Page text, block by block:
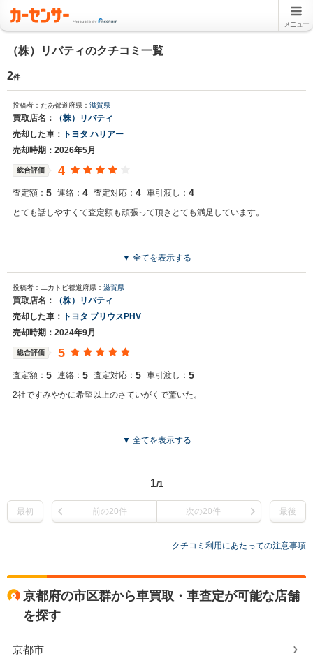
メニュー
（株）リバティのクチコミ一覧
2件
投稿者：たあ都道府県： 滋賀県
買取店名：
（株）リバティ
売却した車：
トヨタ ハリアー
売却時期：2026年5月
総合評価 4
査定額： 5 連絡： 4 査定対応： 4 車引渡し： 4
とても話しやすくて査定額も頑張って頂きとても満足しています。
▼ 全てを表示する
投稿者：ユカトビ都道府県： 滋賀県
買取店名：
（株）リバティ
売却した車：
トヨタ プリウスPHV
売却時期：2024年9月
総合評価 5
査定額： 5 連絡： 5 査定対応： 5 車引渡し： 5
2社ですみやかに希望以上のさていがくで驚いた。
▼ 全てを表示する
1/1
最初 前の20件 次の20件 最後
クチコミ利用にあたっての注意事項
京都府の市区群から車買取・車査定が可能な店舗
を探す
京都市